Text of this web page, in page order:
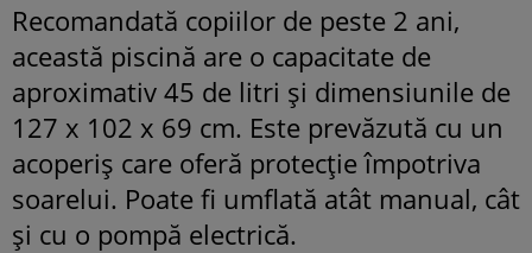
Recomandată copiilor de peste 2 ani,
această piscină are o capacitate de
aproximativ 45 de litri și dimensiunile de
127 x 102 x 69 cm. Este prevăzută cu un
acoperiș care oferă protecție împotriva
soarelui. Poate fi umflată atât manual, cât
și cu o pompă electrică.